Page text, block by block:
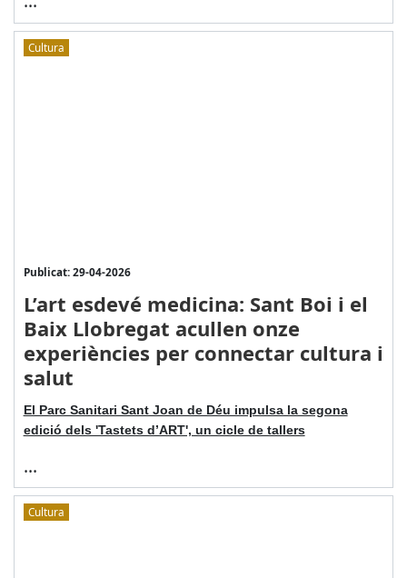
Cultura
Publicat: 29-04-2026
L’art esdevé medicina: Sant Boi i el
Baix Llobregat acullen onze
experiències per connectar cultura i
salut
El Parc Sanitari Sant Joan de Déu impulsa la segona
edició dels 'Tastets d’ART', un cicle de tallers
...
Cultura